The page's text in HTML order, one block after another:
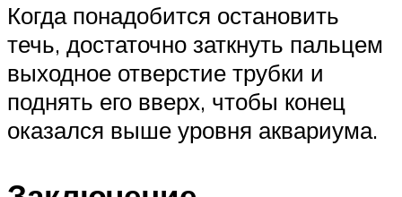
Когда понадобится остановить
течь, достаточно заткнуть пальцем
выходное отверстие трубки и
поднять его вверх, чтобы конец
оказался выше уровня аквариума.